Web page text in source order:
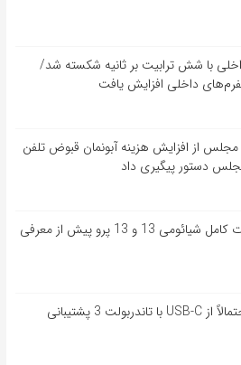
با شش ترابیت بر ثانیه شکسته شد/
داخلی افزایش یافت
مجلس از افزایش هزینه آبونمان قبوض تلفن
دستور پیگیری داد
افشای مشخصات کامل شیائومی 13 و 13 پرو پیش از معرفی
آیفون 15 پرو احتمالاً از USB-C با تاندربولت 3 پشتیبانی